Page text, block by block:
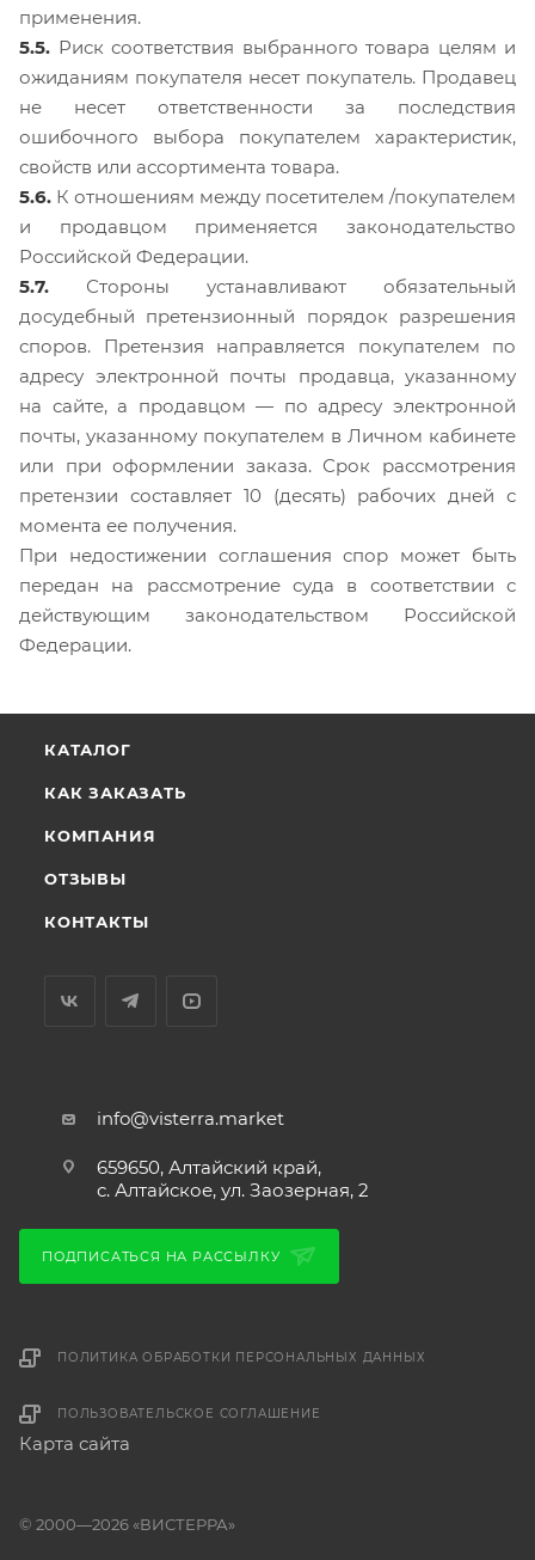
применения.
5.5. Риск соответствия выбранного товара целям и
ожиданиям покупателя несет покупатель. Продавец
не несет ответственности за последствия
ошибочного выбора покупателем характеристик,
свойств или ассортимента товара.
5.6. К отношениям между посетителем /покупателем
и продавцом применяется законодательство
Российской Федерации.
5.7. Стороны устанавливают обязательный
досудебный претензионный порядок разрешения
споров. Претензия направляется покупателем по
адресу электронной почты продавца, указанному
на сайте, а продавцом — по адресу электронной
почты, указанному покупателем в Личном кабинете
или при оформлении заказа. Срок рассмотрения
претензии составляет 10 (десять) рабочих дней с
момента ее получения.
При недостижении соглашения спор может быть
передан на рассмотрение суда в соответствии с
действующим законодательством Российской
Федерации.
КАТАЛОГ
КАК ЗАКАЗАТЬ
КОМПАНИЯ
ОТЗЫВЫ
КОНТАКТЫ
info@visterra.market
659650, Алтайский край,
с. Алтайское, ул. Заозерная, 2
ПОДПИСАТЬСЯ НА РАССЫЛКУ
ПОЛИТИКА ОБРАБОТКИ ПЕРСОНАЛЬНЫХ ДАННЫХ
ПОЛЬЗОВАТЕЛЬСКОЕ СОГЛАШЕНИЕ
Карта сайта
© 2000—2026 «ВИСТЕРРА»